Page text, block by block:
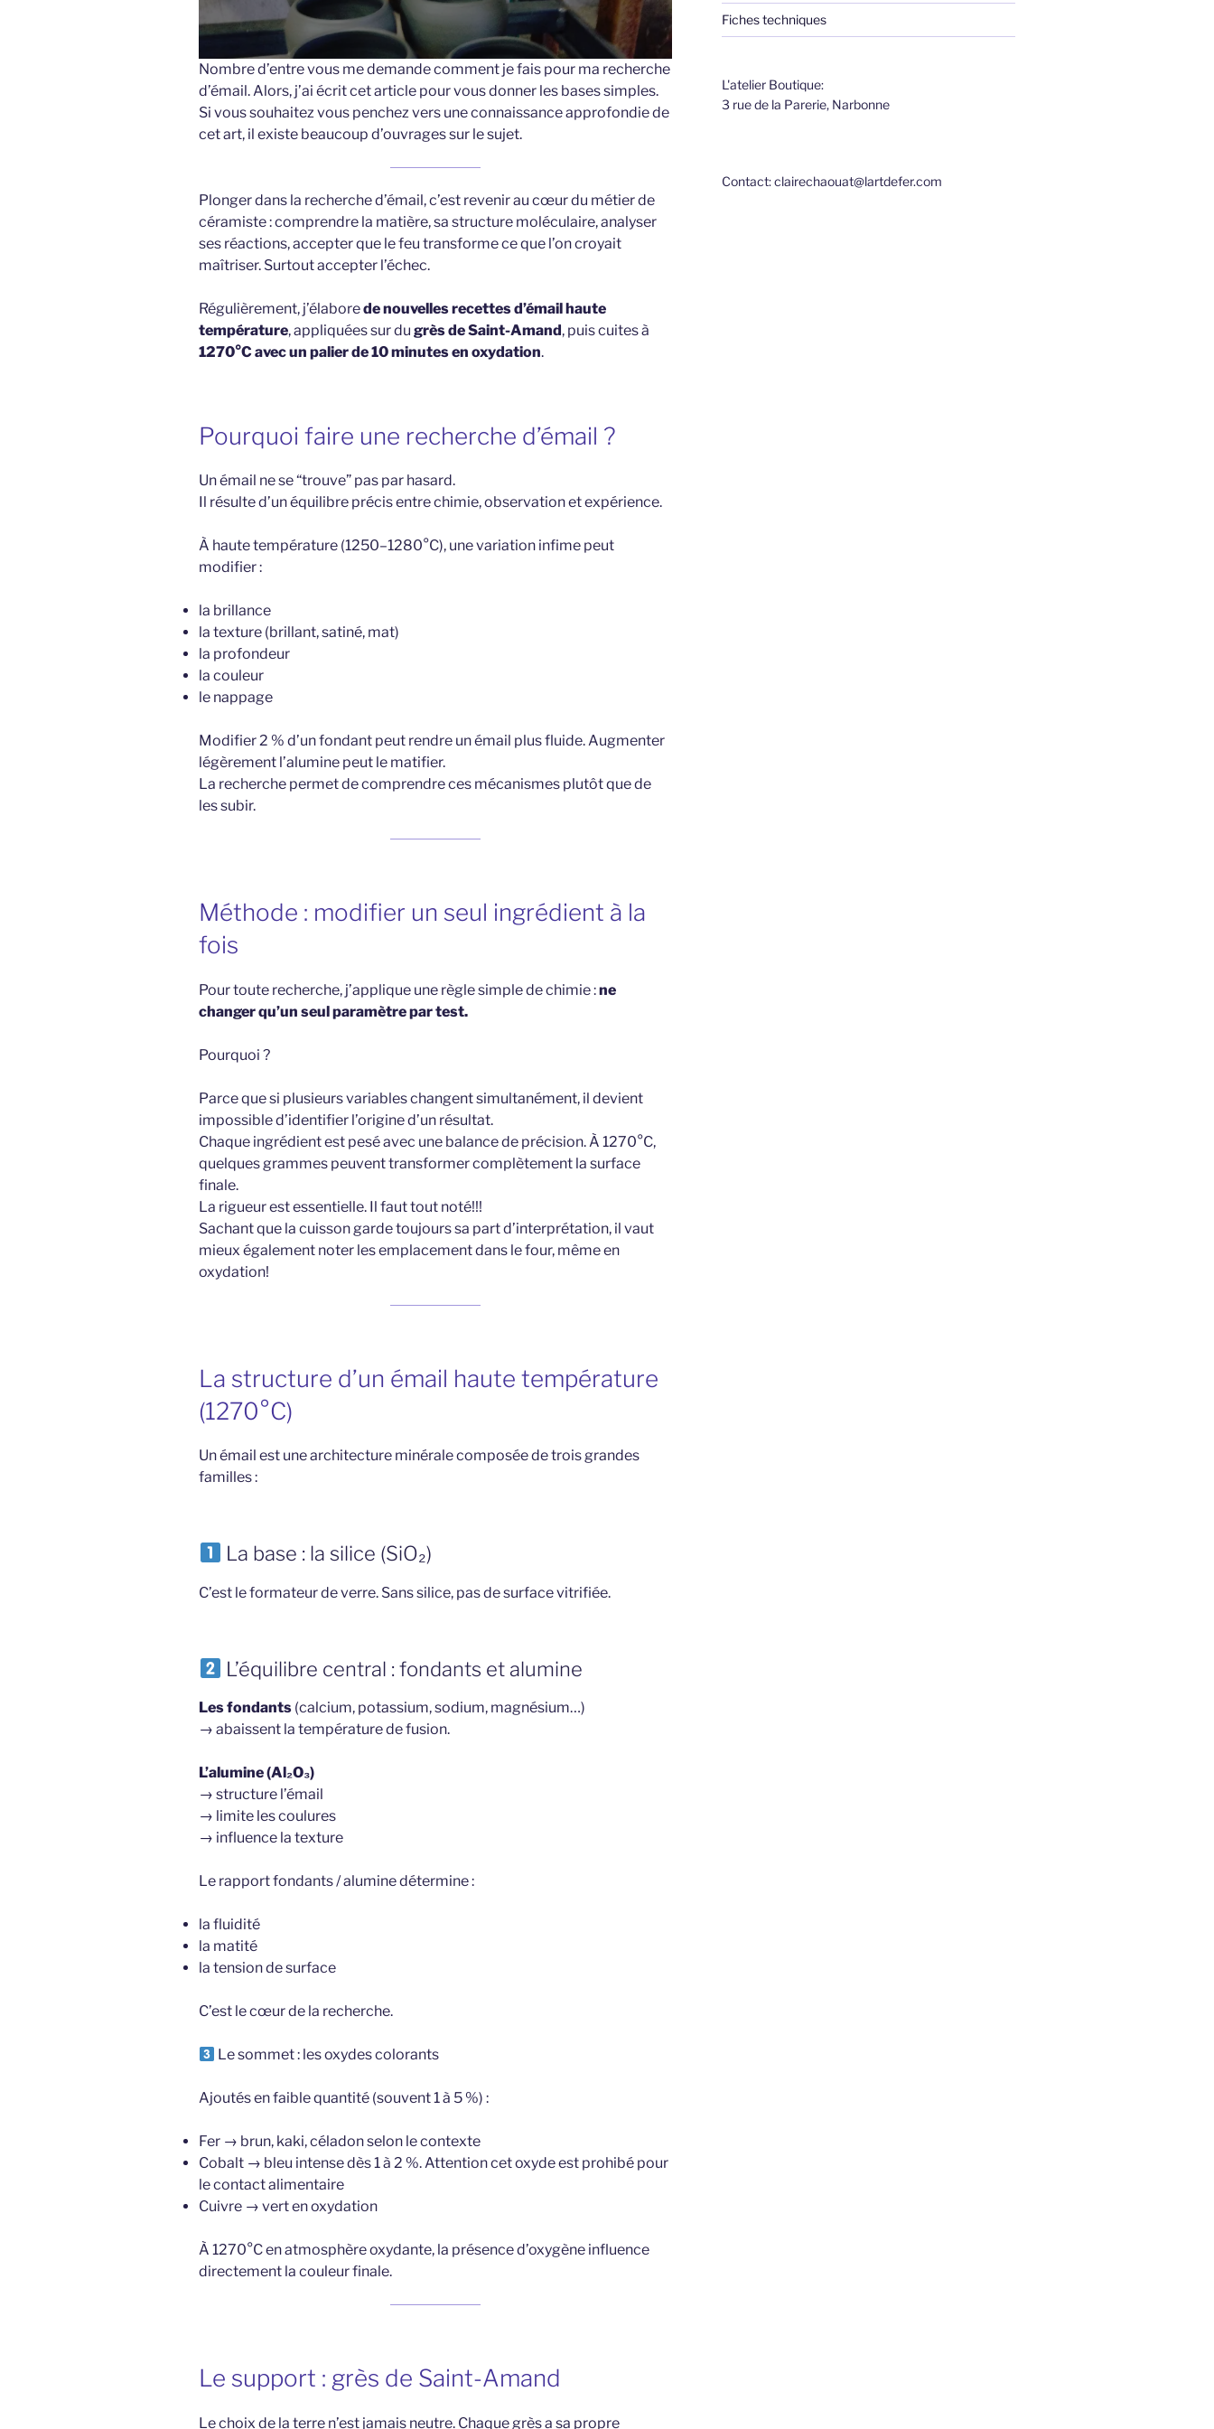
Nombre d’entre vous me demande comment je fais pour ma recherche
d’émail. Alors, j’ai écrit cet article pour vous donner les bases simples.
Si vous souhaitez vous penchez vers une connaissance approfondie de
cet art, il existe beaucoup d’ouvrages sur le sujet.
Plonger dans la recherche d’émail, c’est revenir au cœur du métier de
céramiste : comprendre la matière, sa structure moléculaire, analyser
ses réactions, accepter que le feu transforme ce que l’on croyait
maîtriser. Surtout accepter l’échec.
Régulièrement, j’élaborede nouvelles recettes d’émail haute
température, appliquées sur du grès de Saint-Amand, puis cuites à
1270°C avec un palier de 10 minutes en oxydation.
Pourquoi faire une recherche d’émail ?
Un émail ne se “trouve” pas par hasard.
Il résulte d’un équilibre précis entre chimie, observation et expérience.
À haute température (1250–1280°C), une variation infime peut
modifier :
la brillance
la texture (brillant, satiné, mat)
la profondeur
la couleur
le nappage
Modifier 2 % d’un fondant peut rendre un émail plus fluide. Augmenter
légèrement l’alumine peut le matifier.
La recherche permet de comprendre ces mécanismes plutôt que de
les subir.
Méthode : modifier un seul ingrédient à la
fois
Pour toute recherche, j’applique une règle simple de chimie :ne
changer qu’un seul paramètre par test.
Pourquoi ?
Parce que si plusieurs variables changent simultanément, il devient
impossible d’identifier l’origine d’un résultat.
Chaque ingrédient est pesé avec une balance de précision. À 1270°C,
quelques grammes peuvent transformer complètement la surface
finale.
La rigueur est essentielle. Il faut tout noté!!!
Sachant que la cuisson garde toujours sa part d’interprétation, il vaut
mieux également noter les emplacement dans le four, même en
oxydation!
La structure d’un émail haute température
(1270°C)
Un émail est une architecture minérale composée de trois grandes
familles :
La base : la silice (SiO₂)
C’est le formateur de verre. Sans silice, pas de surface vitrifiée.
L’équilibre central : fondants et alumine
Les fondants (calcium, potassium, sodium, magnésium…)
→ abaissent la température de fusion.
L’alumine (Al₂O₃)
→ structure l’émail
→ limite les coulures
→ influence la texture
Le rapport fondants / alumine détermine :
la fluidité
la matité
la tension de surface
C’est le cœur de la recherche.
Le sommet : les oxydes colorants
Ajoutés en faible quantité (souvent 1 à 5 %) :
Fer → brun, kaki, céladon selon le contexte
Cobalt → bleu intense dès 1 à 2 %. Attention cet oxyde est prohibé pour
le contact alimentaire
Cuivre → vert en oxydation
À 1270°C en atmosphère oxydante, la présence d’oxygène influence
directement la couleur finale.
Le support : grès de Saint-Amand
Le choix de la terre n’est jamais neutre. Chaque grès a sa propre
Fiches techniques
L'atelier Boutique:
3 rue de la Parerie, Narbonne
Contact: clairechaouat@lartdefer.com